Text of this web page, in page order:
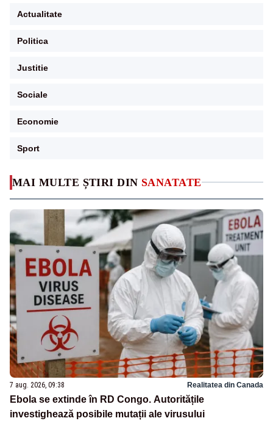
MAI MULTE ȘTIRI DIN SANATATE
7 aug. 2026, 09:38 Realitatea din Canada
Ebola se extinde în RD Congo. Autoritățile
investighează posibile mutații ale virusului
Actualitate
Politica
Justitie
Sociale
Economie
Sport